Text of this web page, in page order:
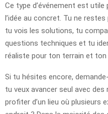
Ce type d’événement est utile
l’idée au concret. Tu ne
tu vois les solutions, tu
questions techniques et tu
réaliste pour ton terrain et ton
Si tu hésites encore,
tu veux avancer seul avec
profiter d’un lieu où plusieurs